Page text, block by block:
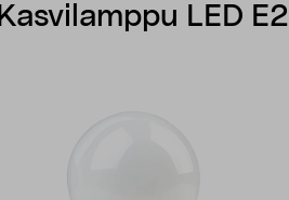
Kasvilamppu LED